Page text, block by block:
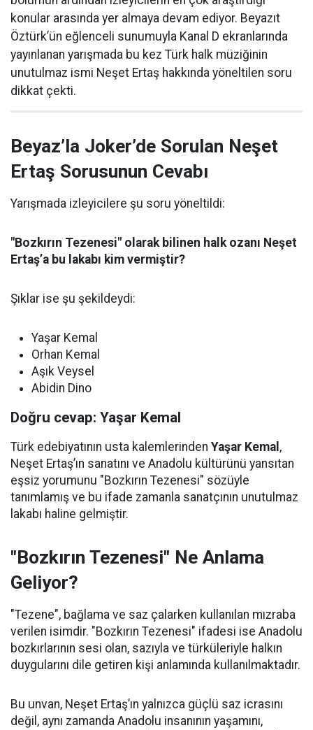
konular arasında yer almaya devam ediyor. Beyazıt
Öztürk’ün eğlenceli sunumuyla Kanal D ekranlarında
yayınlanan yarışmada bu kez Türk halk müziğinin
unutulmaz ismi Neşet Ertaş hakkında yöneltilen soru
dikkat çekti.
Beyaz’la Joker’de Sorulan Neşet
Ertaş Sorusunun Cevabı
Yarışmada izleyicilere şu soru yöneltildi:
"Bozkırın Tezenesi" olarak bilinen halk ozanı Neşet
Ertaş’a bu lakabı kim vermiştir?
Şıklar ise şu şekildeydi:
Yaşar Kemal
Orhan Kemal
Aşık Veysel
Abidin Dino
Doğru cevap: Yaşar Kemal
Türk edebiyatının usta kalemlerinden Yaşar Kemal ,
Neşet Ertaş’ın sanatını ve Anadolu kültürünü yansıtan
eşsiz yorumunu "Bozkırın Tezenesi" sözüyle
tanımlamış ve bu ifade zamanla sanatçının unutulmaz
lakabı haline gelmiştir.
"Bozkırın Tezenesi" Ne Anlama
Geliyor?
"Tezene", bağlama ve saz çalarken kullanılan mızraba
verilen isimdir. "Bozkırın Tezenesi" ifadesi ise Anadolu
bozkırlarının sesi olan, sazıyla ve türküleriyle halkın
duygularını dile getiren kişi anlamında kullanılmaktadır.
Bu unvan, Neşet Ertaş’ın yalnızca güçlü saz icrasını
değil, aynı zamanda Anadolu insanının yaşamını,